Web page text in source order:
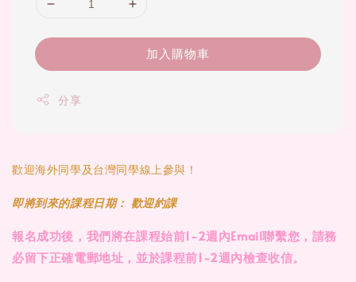
加入購物車
分享
歡迎海外同學及台灣同學線上參與！
即將到來的課程日期： 歡迎約課
報名成功後，我們將在課程始前1-2週內Email聯繫您，請務
必留下正確電郵地址，並於課程前1-2週內檢查收信。